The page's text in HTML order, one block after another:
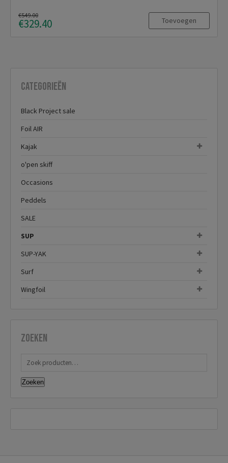
€549.00
€329.40 Toevoegen
Categorieën
Black Project sale
Foil AIR
Kajak
o'pen skiff
Occasions
Peddels
SALE
SUP
SUP-YAK
Surf
Wingfoil
Zoeken
Zoeken